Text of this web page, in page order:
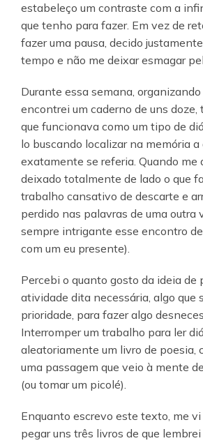
estabeleço um contraste com a
que tenho para fazer. Em vez de
fazer uma pausa, decido
tempo e não me deixar esmagar
Durante essa semana,
encontrei um caderno de uns doze,
que funcionava como um tipo de
lo buscando localizar na memória a
exatamente se referia. Quando me
deixado totalmente de lado o que
trabalho cansativo de descarte e
perdido nas palavras de uma outra
sempre intrigante esse encontro
com um eu presente).
Percebi o quanto gosto da ideia de
atividade dita necessária, algo que
prioridade, para fazer algo
Interromper um trabalho para ler
aleatoriamente um livro de poesia,
uma passagem que veio à mente
(ou tomar um picolé).
Enquanto escrevo este texto, me
pegar uns três livros de que